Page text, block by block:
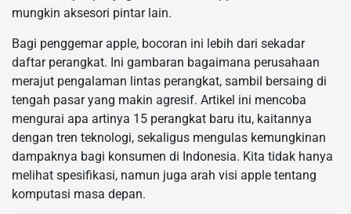
mungkin aksesori pintar lain.
Bagi penggemar apple, bocoran ini lebih dari sekadar
daftar perangkat. Ini gambaran bagaimana perusahaan
merajut pengalaman lintas perangkat, sambil bersaing di
tengah pasar yang makin agresif. Artikel ini mencoba
mengurai apa artinya 15 perangkat baru itu, kaitannya
dengan tren teknologi, sekaligus mengulas kemungkinan
dampaknya bagi konsumen di Indonesia. Kita tidak hanya
melihat spesifikasi, namun juga arah visi apple tentang
komputasi masa depan.